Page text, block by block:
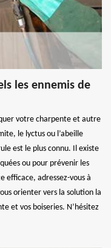
les ennemis de
votre charpente et autre
le lyctus ou l’abeille
est le plus connu. Il existe
ou pour prévenir les
efficace, adressez-vous à
orienter vers la solution la
et vos boiseries. N’hésitez